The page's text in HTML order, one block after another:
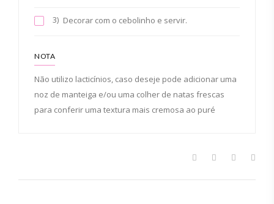
3) Decorar com o cebolinho e servir.
NOTA
Não utilizo lacticínios, caso deseje pode adicionar uma
noz de manteiga e/ou uma colher de natas frescas
para conferir uma textura mais cremosa ao puré